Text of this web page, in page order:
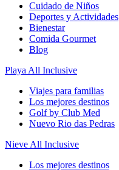
Cuidado de Niños
Deportes y Actividades
Bienestar
Comida Gourmet
Blog
Playa All Inclusive
Viajes para familias
Los mejores destinos
Golf by Club Med
Nuevo Rio das Pedras
Nieve All Inclusive
Los mejores destinos